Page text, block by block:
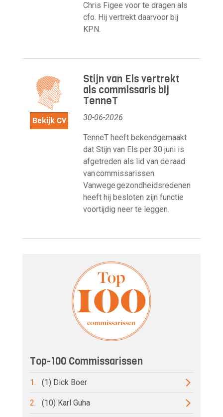
Chris Figee voor te dragen als
cfo. Hij vertrekt daarvoor bij
KPN.
Bekijk CV
Stijn van Els vertrekt
als commissaris bij
TenneT
30-06-2026
TenneT heeft bekendgemaakt
dat Stijn van Els per 30 juni is
afgetreden als lid van de raad
van commissarissen.
Vanwege gezondheidsredenen
heeft hij besloten zijn functie
voortijdig neer te leggen.
Top-100 Commissarissen
1. (1) Dick Boer
2. (10) Karl Guha